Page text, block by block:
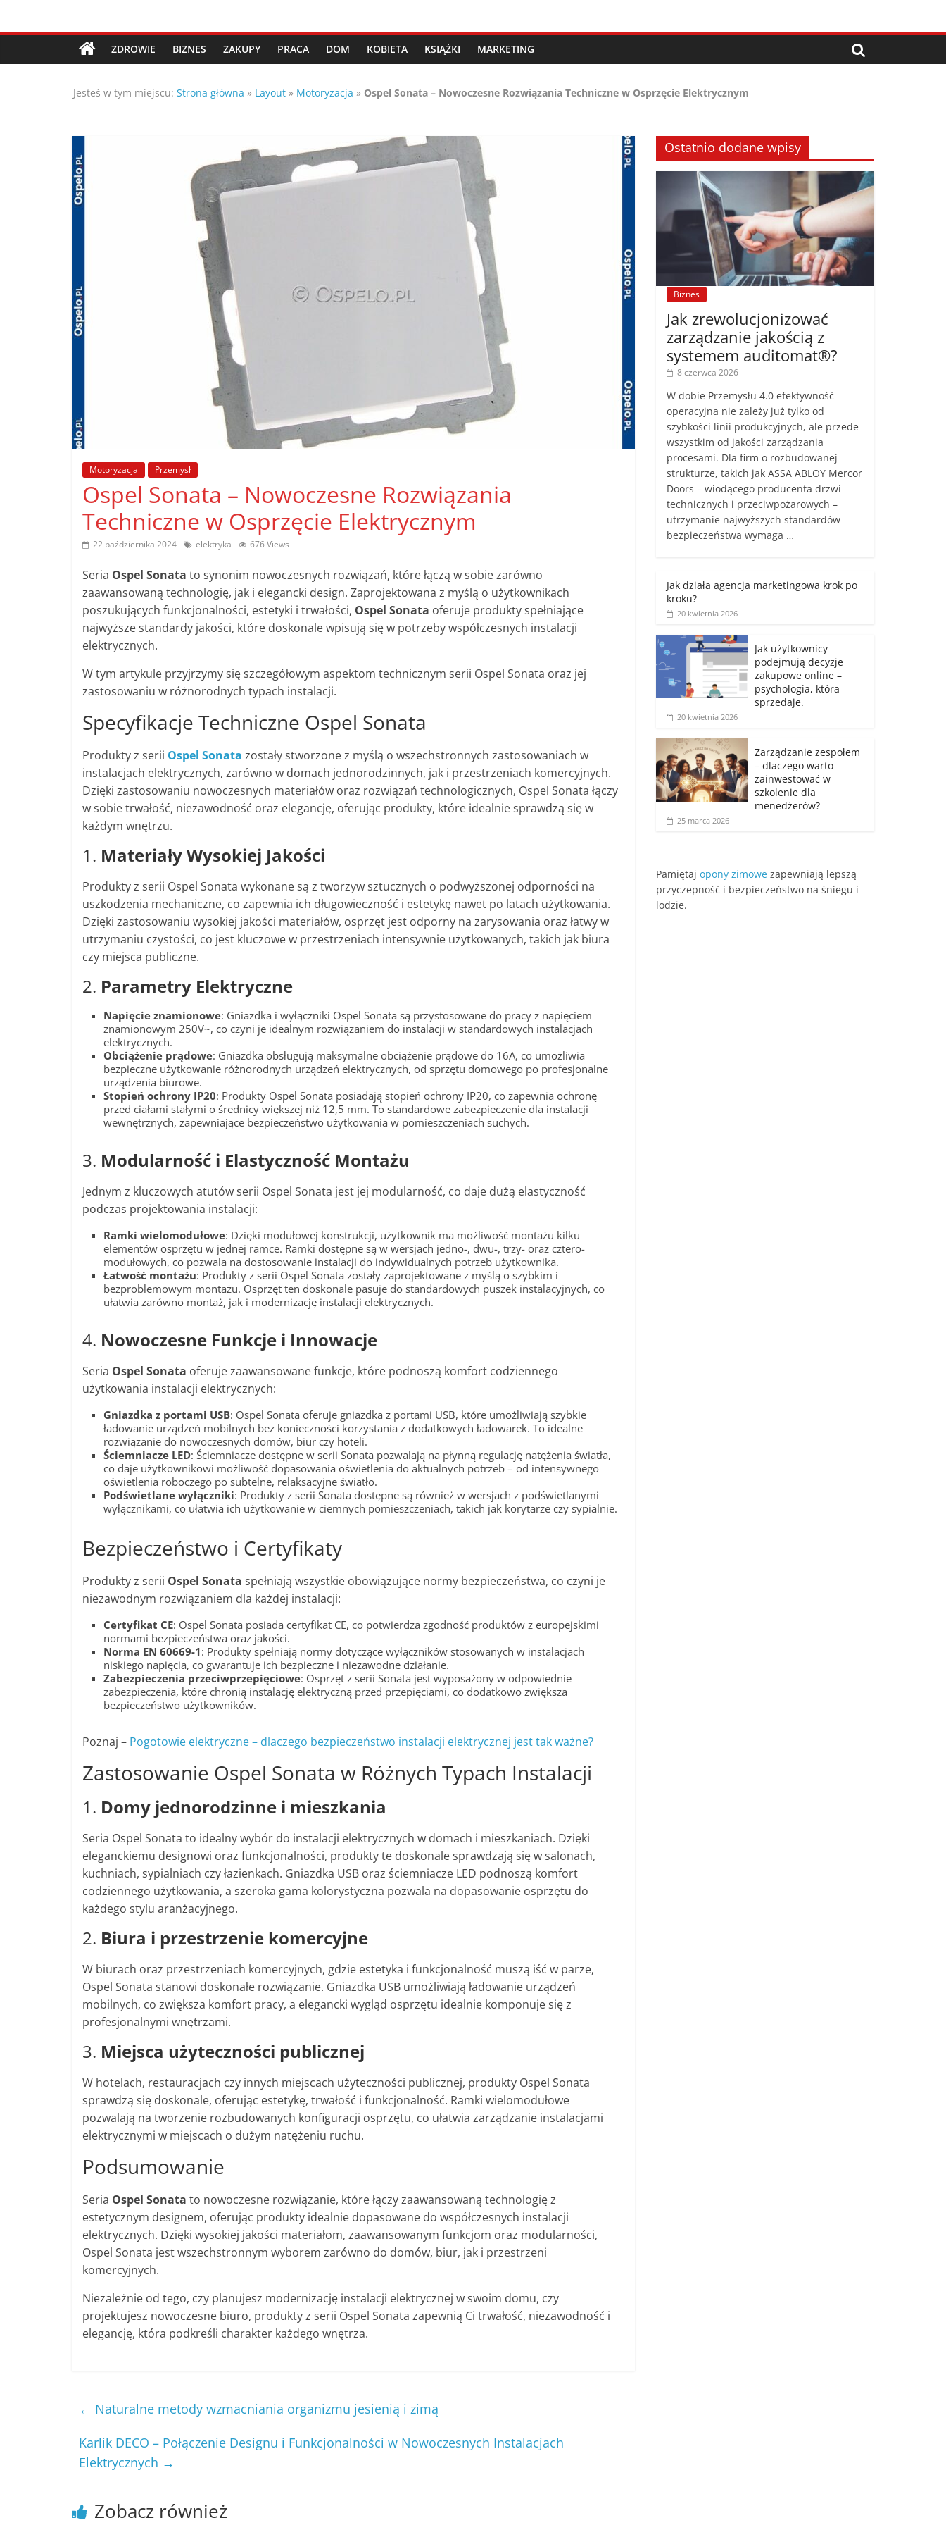
Porady,
wskazówki
oraz
ciekawe
rady
te
poradniki.
porady
i
wskazówki
poradniki
każdy
temat
ZDROWIE BIZNES ZAKUPY PRACA DOM KOBIETA KSIĄŻKI MARKETING
Jesteś w tym miejscu: Strona główna » Layout » Motoryzacja » Ospel Sonata – Nowoczesne Rozwiązania Techniczne w Osprzęcie Elektrycznym
Motoryzacja Przemysł
Ospel Sonata – Nowoczesne Rozwiązania
Techniczne w Osprzęcie Elektrycznym
22 października 2024 elektryka 676 Views
Seria Ospel Sonata to synonim nowoczesnych rozwiązań, które łączą w sobie zarówno
zaawansowaną technologię, jak i elegancki design. Zaprojektowana z myślą o użytkownikach
poszukujących funkcjonalności, estetyki i trwałości, Ospel Sonata oferuje produkty spełniające
najwyższe standardy jakości, które doskonale wpisują się w potrzeby współczesnych instalacji
elektrycznych.
W tym artykule przyjrzymy się szczegółowym aspektom technicznym serii Ospel Sonata oraz jej
zastosowaniu w różnorodnych typach instalacji.
Specyfikacje Techniczne Ospel Sonata
Produkty z serii Ospel Sonata zostały stworzone z myślą o wszechstronnych zastosowaniach w
instalacjach elektrycznych, zarówno w domach jednorodzinnych, jak i przestrzeniach komercyjnych.
Dzięki zastosowaniu nowoczesnych materiałów oraz rozwiązań technologicznych, Ospel Sonata łączy
w sobie trwałość, niezawodność oraz elegancję, oferując produkty, które idealnie sprawdzą się w
każdym wnętrzu.
1. Materiały Wysokiej Jakości
Produkty z serii Ospel Sonata wykonane są z tworzyw sztucznych o podwyższonej odporności na
uszkodzenia mechaniczne, co zapewnia ich długowieczność i estetykę nawet po latach użytkowania.
Dzięki zastosowaniu wysokiej jakości materiałów, osprzęt jest odporny na zarysowania oraz łatwy w
utrzymaniu czystości, co jest kluczowe w przestrzeniach intensywnie użytkowanych, takich jak biura
czy miejsca publiczne.
2. Parametry Elektryczne
Napięcie znamionowe: Gniazdka i wyłączniki Ospel Sonata są przystosowane do pracy z napięciem
znamionowym 250V~, co czyni je idealnym rozwiązaniem do instalacji w standardowych instalacjach
elektrycznych.
Obciążenie prądowe: Gniazdka obsługują maksymalne obciążenie prądowe do 16A, co umożliwia
bezpieczne użytkowanie różnorodnych urządzeń elektrycznych, od sprzętu domowego po profesjonalne
urządzenia biurowe.
Stopień ochrony IP20: Produkty Ospel Sonata posiadają stopień ochrony IP20, co zapewnia ochronę
przed ciałami stałymi o średnicy większej niż 12,5 mm. To standardowe zabezpieczenie dla instalacji
wewnętrznych, zapewniające bezpieczeństwo użytkowania w pomieszczeniach suchych.
3. Modularność i Elastyczność Montażu
Jednym z kluczowych atutów serii Ospel Sonata jest jej modularność, co daje dużą elastyczność
podczas projektowania instalacji:
Ramki wielomodułowe: Dzięki modułowej konstrukcji, użytkownik ma możliwość montażu kilku
elementów osprzętu w jednej ramce. Ramki dostępne są w wersjach jedno-, dwu-, trzy- oraz cztero-
modułowych, co pozwala na dostosowanie instalacji do indywidualnych potrzeb użytkownika.
Łatwość montażu: Produkty z serii Ospel Sonata zostały zaprojektowane z myślą o szybkim i
bezproblemowym montażu. Osprzęt ten doskonale pasuje do standardowych puszek instalacyjnych, co
ułatwia zarówno montaż, jak i modernizację instalacji elektrycznych.
4. Nowoczesne Funkcje i Innowacje
Seria Ospel Sonata oferuje zaawansowane funkcje, które podnoszą komfort codziennego
użytkowania instalacji elektrycznych:
Gniazdka z portami USB: Ospel Sonata oferuje gniazdka z portami USB, które umożliwiają szybkie
ładowanie urządzeń mobilnych bez konieczności korzystania z dodatkowych ładowarek. To idealne
rozwiązanie do nowoczesnych domów, biur czy hoteli.
Ściemniacze LED: Ściemniacze dostępne w serii Sonata pozwalają na płynną regulację natężenia światła,
co daje użytkownikowi możliwość dopasowania oświetlenia do aktualnych potrzeb – od intensywnego
oświetlenia roboczego po subtelne, relaksacyjne światło.
Podświetlane wyłączniki: Produkty z serii Sonata dostępne są również w wersjach z podświetlanymi
wyłącznikami, co ułatwia ich użytkowanie w ciemnych pomieszczeniach, takich jak korytarze czy sypialnie.
Bezpieczeństwo i Certyfikaty
Produkty z serii Ospel Sonata spełniają wszystkie obowiązujące normy bezpieczeństwa, co czyni je
niezawodnym rozwiązaniem dla każdej instalacji:
Certyfikat CE: Ospel Sonata posiada certyfikat CE, co potwierdza zgodność produktów z europejskimi
normami bezpieczeństwa oraz jakości.
Norma EN 60669-1: Produkty spełniają normy dotyczące wyłączników stosowanych w instalacjach
niskiego napięcia, co gwarantuje ich bezpieczne i niezawodne działanie.
Zabezpieczenia przeciwprzepięciowe: Osprzęt z serii Sonata jest wyposażony w odpowiednie
zabezpieczenia, które chronią instalację elektryczną przed przepięciami, co dodatkowo zwiększa
bezpieczeństwo użytkowników.
Poznaj – Pogotowie elektryczne – dlaczego bezpieczeństwo instalacji elektrycznej jest tak ważne?
Zastosowanie Ospel Sonata w Różnych Typach Instalacji
1. Domy jednorodzinne i mieszkania
Seria Ospel Sonata to idealny wybór do instalacji elektrycznych w domach i mieszkaniach. Dzięki
eleganckiemu designowi oraz funkcjonalności, produkty te doskonale sprawdzają się w salonach,
kuchniach, sypialniach czy łazienkach. Gniazdka USB oraz ściemniacze LED podnoszą komfort
codziennego użytkowania, a szeroka gama kolorystyczna pozwala na dopasowanie osprzętu do
każdego stylu aranżacyjnego.
2. Biura i przestrzenie komercyjne
W biurach oraz przestrzeniach komercyjnych, gdzie estetyka i funkcjonalność muszą iść w parze,
Ospel Sonata stanowi doskonałe rozwiązanie. Gniazdka USB umożliwiają ładowanie urządzeń
mobilnych, co zwiększa komfort pracy, a elegancki wygląd osprzętu idealnie komponuje się z
profesjonalnymi wnętrzami.
3. Miejsca użyteczności publicznej
W hotelach, restauracjach czy innych miejscach użyteczności publicznej, produkty Ospel Sonata
sprawdzą się doskonale, oferując estetykę, trwałość i funkcjonalność. Ramki wielomodułowe
pozwalają na tworzenie rozbudowanych konfiguracji osprzętu, co ułatwia zarządzanie instalacjami
elektrycznymi w miejscach o dużym natężeniu ruchu.
Podsumowanie
Seria Ospel Sonata to nowoczesne rozwiązanie, które łączy zaawansowaną technologię z
estetycznym designem, oferując produkty idealnie dopasowane do współczesnych instalacji
elektrycznych. Dzięki wysokiej jakości materiałom, zaawansowanym funkcjom oraz modularności,
Ospel Sonata jest wszechstronnym wyborem zarówno do domów, biur, jak i przestrzeni
komercyjnych.
Niezależnie od tego, czy planujesz modernizację instalacji elektrycznej w swoim domu, czy
projektujesz nowoczesne biuro, produkty z serii Ospel Sonata zapewnią Ci trwałość, niezawodność i
elegancję, która podkreśli charakter każdego wnętrza.
← Naturalne metody wzmacniania organizmu jesienią i zimą
Karlik DECO – Połączenie Designu i Funkcjonalności w Nowoczesnych Instalacjach
Elektrycznych →
Zobacz również
Ostatnio dodane wpisy
Biznes
Jak zrewolucjonizować
zarządzanie jakością z
systemem auditomat®?
8 czerwca 2026
W dobie Przemysłu 4.0 efektywność
operacyjna nie zależy już tylko od
szybkości linii produkcyjnych, ale przede
wszystkim od jakości zarządzania
procesami. Dla firm o rozbudowanej
strukturze, takich jak ASSA ABLOY Mercor
Doors – wiodącego producenta drzwi
technicznych i przeciwpożarowych –
utrzymanie najwyższych standardów
bezpieczeństwa wymaga …
Jak działa agencja marketingowa krok po
kroku?
20 kwietnia 2026
Jak użytkownicy
podejmują decyzje
zakupowe online –
psychologia, która
sprzedaje.
20 kwietnia 2026
Zarządzanie zespołem
– dlaczego warto
zainwestować w
szkolenie dla
menedżerów?
25 marca 2026
Pamiętaj opony zimowe zapewniają lepszą
przyczepność i bezpieczeństwo na śniegu i
lodzie.